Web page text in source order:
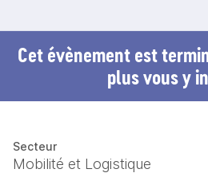
Cet évènement est
plus vous y
Secteur
Mobilité et Logistique